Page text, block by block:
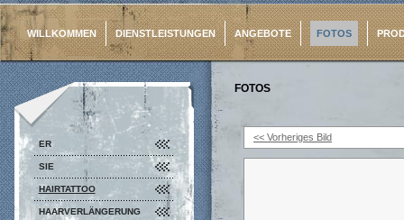
WILLKOMMEN DIENSTLEISTUNGEN ANGEBOTE FOTOS
ER
SIE
HAIRTATTOO
HAARVERLÄNGERUNG
FOTOS
<< Vorheriges Bild